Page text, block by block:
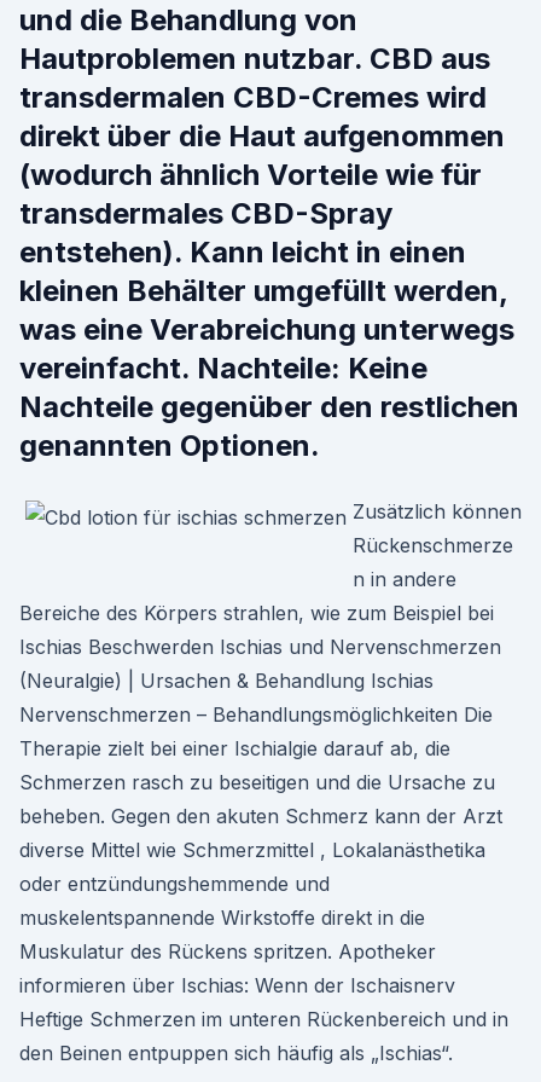
und die Behandlung von
Hautproblemen nutzbar. CBD aus
transdermalen CBD-Cremes wird
direkt über die Haut aufgenommen
(wodurch ähnlich Vorteile wie für
transdermales CBD-Spray
entstehen). Kann leicht in einen
kleinen Behälter umgefüllt werden,
was eine Verabreichung unterwegs
vereinfacht. Nachteile: Keine
Nachteile gegenüber den restlichen
genannten Optionen.
Zusätzlich können
Rückenschmerze
n in andere
Bereiche des Körpers strahlen, wie zum Beispiel bei
Ischias Beschwerden Ischias und Nervenschmerzen
(Neuralgie) | Ursachen & Behandlung Ischias
Nervenschmerzen – Behandlungsmöglichkeiten Die
Therapie zielt bei einer Ischialgie darauf ab, die
Schmerzen rasch zu beseitigen und die Ursache zu
beheben. Gegen den akuten Schmerz kann der Arzt
diverse Mittel wie Schmerzmittel , Lokalanästhetika
oder entzündungshemmende und
muskelentspannende Wirkstoffe direkt in die
Muskulatur des Rückens spritzen. Apotheker
informieren über Ischias: Wenn der Ischaisnerv
Heftige Schmerzen im unteren Rückenbereich und in
den Beinen entpuppen sich häufig als „Ischias“.